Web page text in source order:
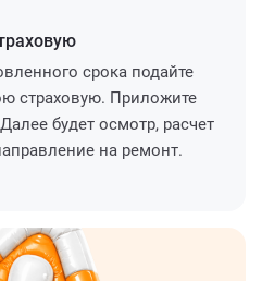
срока подайте
страховую. Приложите
будет осмотр, расчет
на ремонт.